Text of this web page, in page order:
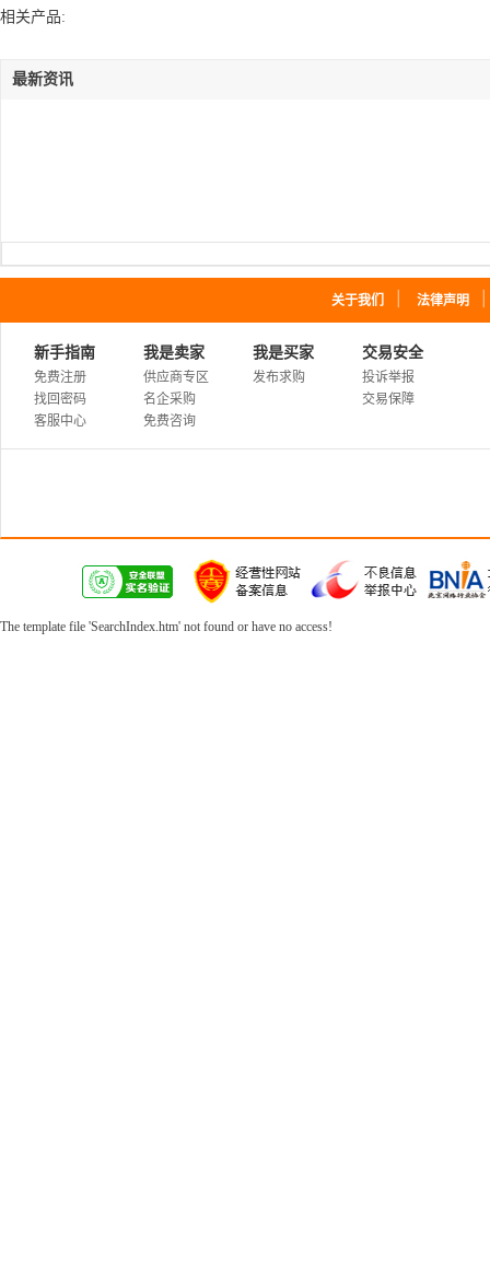
相关产品:
最新资讯
关于我们 法律声明
新手指南
免费注册
找回密码
客服中心
我是卖家
供应商专区
名企采购
免费咨询
我是买家
发布求购
交易安全
投诉举报
交易保障
The template file 'SearchIndex.htm' not found or have no access!